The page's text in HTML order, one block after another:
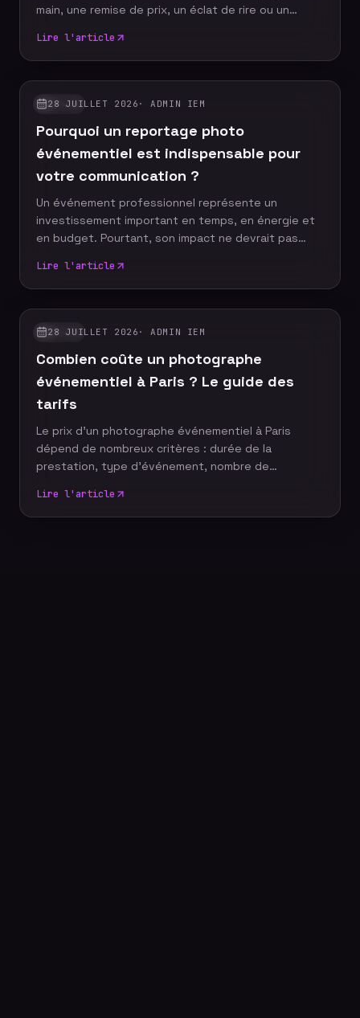
main, une remise de prix, un éclat de rire ou un
emblématiques de votre communication. Un
photographe événementiel expérimenté sait
anticiper ces moments décisifs afin de raconter
votre événement à travers un reportage photo
moments incontournables qu'aucun reportage
photo ne devrait manquer.
Lire l'article
GUIDES
28 JUILLET 2026 ·ADMIN IEM
Pourquoi un reportage photo
événementiel est indispensable pour
votre communication ?
Un événement professionnel représente un
investissement important en temps, en énergie et
en budget. Pourtant, son impact ne devrait pas
photo événementiel, votre entreprise dispose
d'images professionnelles qui alimentent
durablement sa communication, renforcent sa
notoriété et valorisent son image de marque.
événementiel constitue un véritable
investissement pour votre stratégie de com
Lire l'article
GUIDES
28 JUILLET 2026 ·ADMIN IEM
Combien coûte un photographe
événementiel à Paris ? Le guide des
tarifs
Le prix d'un photographe événementiel à Paris
dépend de nombreux critères : durée de la
prestation, type d'événement, nombre de
complémentaires. Plutôt que de rechercher le tarif
le plus bas, il est essentiel de comprendre ce qui
Lire l'article